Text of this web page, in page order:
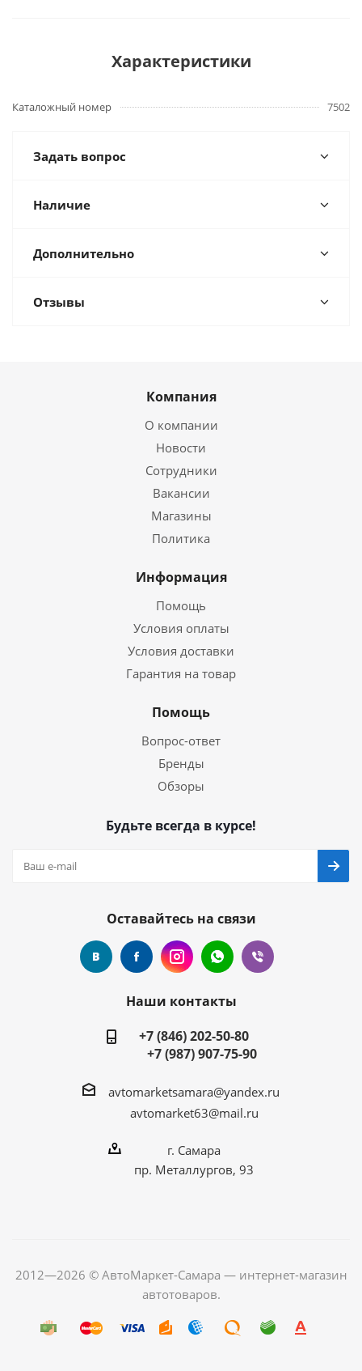
Характеристики
Каталожный номер 7502
Задать вопрос
Наличие
Дополнительно
Отзывы
Компания
О компании
Новости
Сотрудники
Вакансии
Магазины
Политика
Информация
Помощь
Условия оплаты
Условия доставки
Гарантия на товар
Помощь
Вопрос-ответ
Бренды
Обзоры
Будьте всегда в курсе!
Оставайтесь на связи
Наши контакты
+7 (846) 202-50-80
+7 (987) 907-75-90
avtomarketsamara@yandex.ru
avtomarket63@mail.ru
г. Самара
пр. Металлургов, 93
2012—2026 © АвтоМаркет-Самара — интернет-магазин
автотоваров.